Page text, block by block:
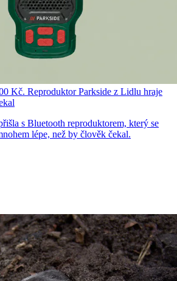
Kč. Reproduktor Parkside z Lidlu hraje
s Bluetooth reproduktorem, který se
lépe, než by člověk čekal.